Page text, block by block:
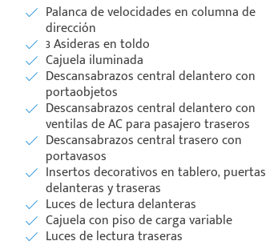
Palanca de velocidades en columna de
dirección
3 Asideras en toldo
Cajuela iluminada
Descansabrazos central delantero con
portaobjetos
Descansabrazos central delantero con
ventilas de AC para pasajero traseros
Descansabrazos central trasero con
portavasos
Insertos decorativos en tablero, puertas
delanteras y traseras
Luces de lectura delanteras
Cajuela con piso de carga variable
Luces de lectura traseras